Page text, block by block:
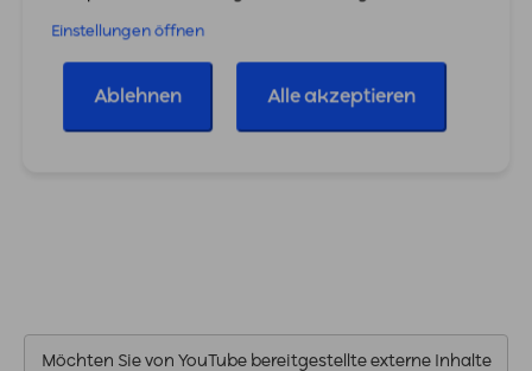
Möchten Sie von YouTubebereitgestellte externe Inhalte
Einstellungen öffnen
Ablehnen Alle akzeptieren